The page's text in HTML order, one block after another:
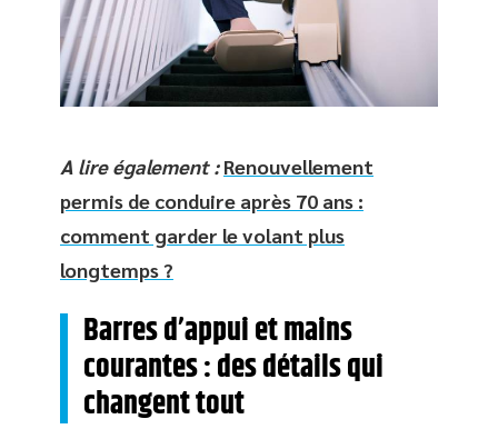
A lire également : Renouvellement
permis de conduire après 70 ans :
comment garder le volant plus
longtemps ?
Barres d’appui et mains
courantes : des détails qui
changent tout